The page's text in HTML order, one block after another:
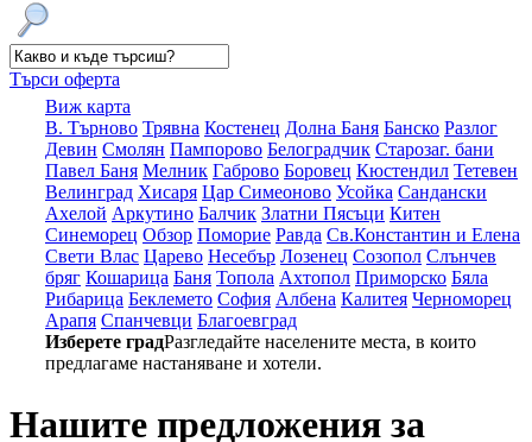
Търси оферта
Виж карта
В. Търново Трявна Костенец Долна Баня Банско Разлог
Девин Смолян Пампорово Белоградчик Старозаг. бани
Павел Баня Мелник Габрово Боровец Кюстендил Тетевен
Велинград Хисаря Цар Симеоново Усойка Сандански
Ахелой Аркутино Балчик Златни Пясъци Китен
Синеморец Обзор Поморие Равда Св.Константин и Елена
Свети Влас Царево Несебър Лозенец Созопол Слънчев
бряг Кошарица Баня Топола Ахтопол Приморско Бяла
Рибарица Беклемето София Албена Калитея Черноморец
Арапя Спанчевци Благоевград
Изберете градРазгледайте населените места, в които
предлагаме настаняване и хотели.
Нашите предложения за